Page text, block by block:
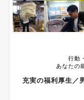
行動
あなたの
充実の福利厚生／